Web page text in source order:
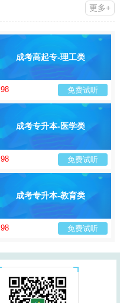
更多+
成考高起专-理工类
98 免费试听
成考专升本-医学类
98 免费试听
成考专升本-教育类
98 免费试听